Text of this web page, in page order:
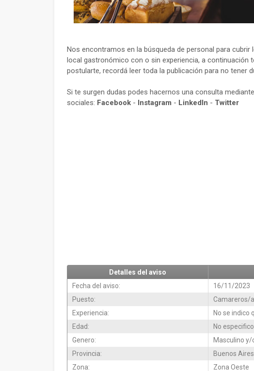
Nos encontramos en la búsqueda de personal para
local gastronómico con o sin experiencia, a
postularte, recordá leer toda la publicación para no tener
Si te surgen dudas podes hacernos una consulta
sociales: Facebook - Instagram - LinkedIn - Twitter
Detalles del aviso
Fecha del aviso:
16/11/2023
Puesto:
Camareros/
Experiencia:
No se indico
Edad:
No especifico
Genero:
Masculino
Provincia:
Buenos Aires
Zona:
Zona Oeste